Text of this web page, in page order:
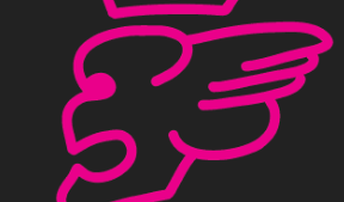
configurazioni di numeri
presentate esclusivamente
bellezza.
Pagina 33 | Pos. 492